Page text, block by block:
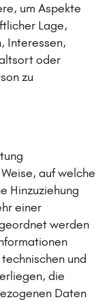
um Aspekte
Lage,
Interessen,
oder
zu
auf welche
Hinzuziehung
einer
werden
und
die
Daten